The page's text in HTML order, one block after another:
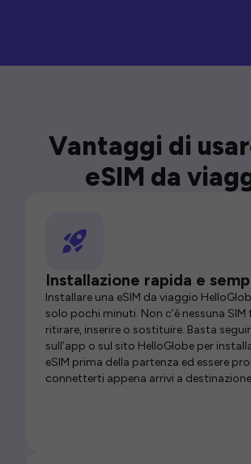
Vantaggi di
eSIM da
Installazione rapida e
Installare una eSIM da viaggio
solo pochi minuti. Non c’è nessuna SIM
ritirare, inserire o sostituire. Basta
sull’app o sul sito HelloGlobe per
eSIM prima della partenza ed essere
connetterti appena arrivi a